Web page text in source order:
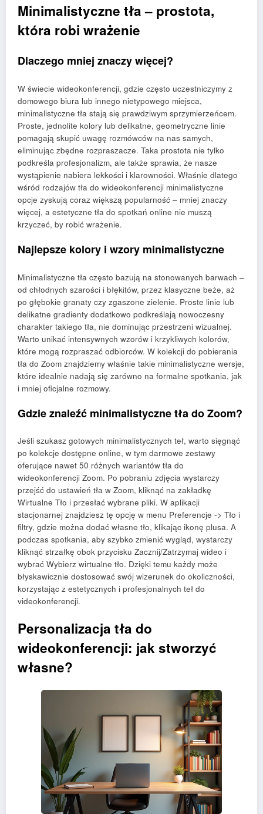
Minimalistyczne tła – prostota,
która robi wrażenie
Dlaczego mniej znaczy więcej?
W świecie wideokonferencji, gdzie często uczestniczymy z
domowego biura lub innego nietypowego miejsca,
minimalistyczne tła stają się prawdziwym sprzymierzeńcem.
Proste, jednolite kolory lub delikatne, geometryczne linie
pomagają skupić uwagę rozmówców na nas samych,
eliminując zbędne rozpraszacze. Taka prostota nie tylko
podkreśla profesjonalizm, ale także sprawia, że nasze
wystąpienie nabiera lekkości i klarowności. Właśnie dlatego
wśród rodzajów tła do wideokonferencji minimalistyczne
opcje zyskują coraz większą popularność – mniej znaczy
więcej, a estetyczne tła do spotkań online nie muszą
krzyczeć, by robić wrażenie.
Najlepsze kolory i wzory minimalistyczne
Minimalistyczne tła często bazują na stonowanych barwach –
od chłodnych szarości i błękitów, przez klasyczne beże, aż
po głębokie granaty czy zgaszone zielenie. Proste linie lub
delikatne gradienty dodatkowo podkreślają nowoczesny
charakter takiego tła, nie dominując przestrzeni wizualnej.
Warto unikać intensywnych wzorów i krzykliwych kolorów,
które mogą rozpraszać odbiorców. W kolekcji do pobierania
tła do Zoom znajdziemy właśnie takie minimalistyczne wersje,
które idealnie nadają się zarówno na formalne spotkania, jak
i mniej oficjalne rozmowy.
Gdzie znaleźć minimalistyczne tła do Zoom?
Jeśli szukasz gotowych minimalistycznych teł, warto sięgnąć
po kolekcje dostępne online, w tym darmowe zestawy
oferujące nawet 50 różnych wariantów tła do
wideokonferencji Zoom. Po pobraniu zdjęcia wystarczy
przejść do ustawień tła w Zoom, kliknąć na zakładkę
Wirtualne Tło i przesłać wybrane pliki. W aplikacji
stacjonarnej znajdziesz tę opcję w menu Preferencje -> Tło i
filtry, gdzie można dodać własne tło, klikając ikonę plusa. A
podczas spotkania, aby szybko zmienić wygląd, wystarczy
kliknąć strzałkę obok przycisku Zacznij/Zatrzymaj wideo i
wybrać Wybierz wirtualne tło. Dzięki temu każdy może
błyskawicznie dostosować swój wizerunek do okoliczności,
korzystając z estetycznych i profesjonalnych teł do
videokonferencji.
Personalizacja tła do
wideokonferencji: jak stworzyć
własne?